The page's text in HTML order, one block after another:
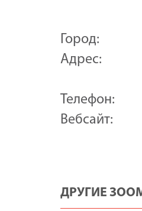
Город:
Адрес:
Телефон:
Вебсайт:
ДРУГИЕ